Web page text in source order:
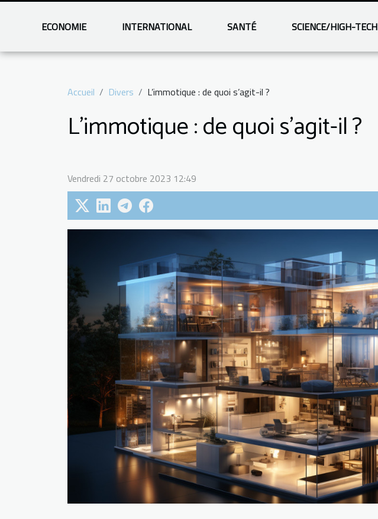
ECONOMIE INTERNATIONAL SANTÉ SCIENCE/HIGH-TECH
Accueil Divers L’immotique : de quoi s’agit-il ?
L’immotique : de quoi s’agit-il ?
Vendredi 27 octobre 2023 12:49